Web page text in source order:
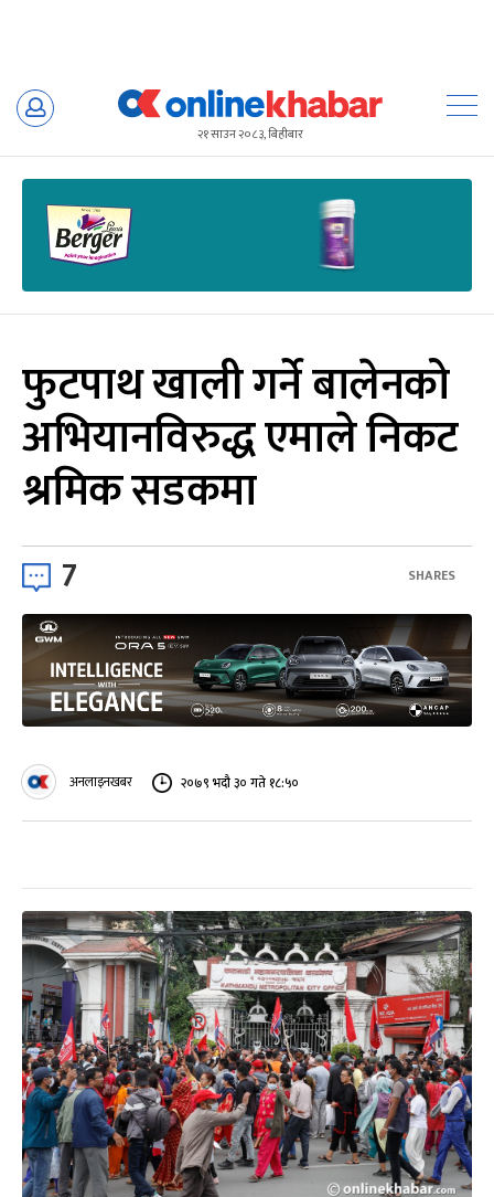
Skip
२१ साउन २०८३, बिहीबार
फुटपाथ खाली गर्ने बालेनको
अभियानविरुद्ध एमाले निकट
श्रमिक सडकमा
7 SHARES
अनलाइनखबर २०७९ भदौ ३० गते १८:५०